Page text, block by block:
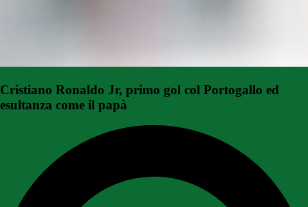
Cristiano Ronaldo Jr, primo gol col Portogallo ed
esultanza come il papà